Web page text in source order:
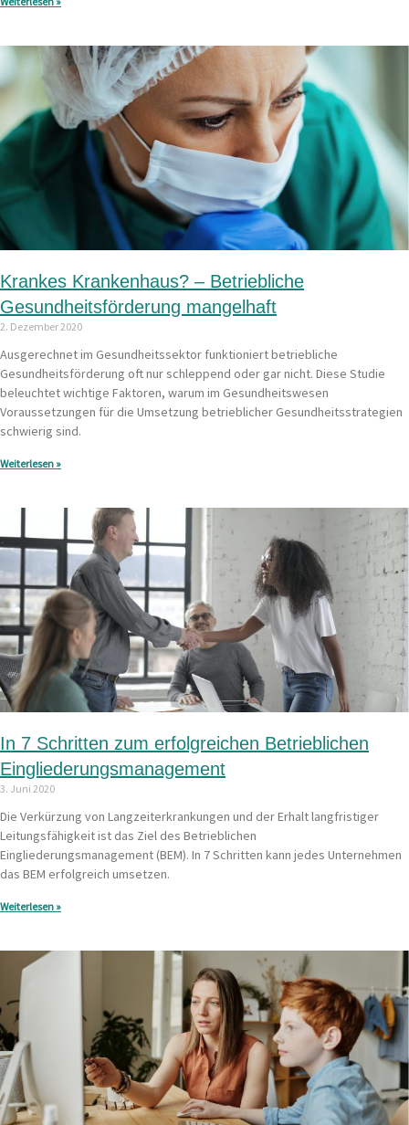
Krankes Krankenhaus? – Betriebliche
Gesundheitsförderung mangelhaft
2. Dezember 2020
Ausgerechnet im Gesundheitssektor funktioniert betriebliche
Gesundheitsförderung oft nur schleppend oder gar nicht. Diese Studie
beleuchtet wichtige Faktoren, warum im Gesundheitswesen
Voraussetzungen für die Umsetzung betrieblicher Gesundheitsstrategien
schwierig sind.
Weiterlesen »
In 7 Schritten zum erfolgreichen Betrieblichen
Eingliederungsmanagement
3. Juni 2020
Die Verkürzung von Langzeiterkrankungen und der Erhalt langfristiger
Leitungsfähigkeit ist das Ziel des Betrieblichen
Eingliederungsmanagement (BEM). In 7 Schritten kann jedes Unternehmen
das BEM erfolgreich umsetzen.
Weiterlesen »